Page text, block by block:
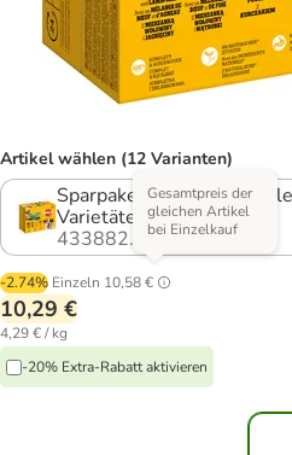
Artikel wählen (12 Varianten)
Sparpaket: Gemischte
Varietäten) 24 x 100 g
433882.57
-2.74% Einzeln 10,58 €
Gesamtpreis der
gleichen Artikel
bei Einzelkauf
10,29 €
4,29 € / kg
-20% Extra-Rabatt aktivieren